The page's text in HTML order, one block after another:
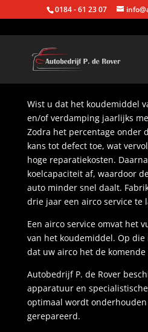
0184 - 61 23 07
Wist u dat het koudemiddel
en/of verdamping jaarlijks
Zodra het percentage onder
kans tot defect toe, wat
hoge reparatiekosten.
koelcapaciteit af, waardoor
auto minder snel daalt.
drie jaar een airco service te
Een airco service omvat het
van het koudemiddel. Op
dat uw airco het de
Autobedrijf P. de Rover
apparatuur en
optimaal wordt
gerepareerd.